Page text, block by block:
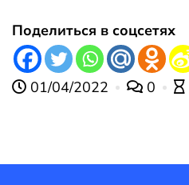
Поделиться в соцсетях
01/04/2022 0